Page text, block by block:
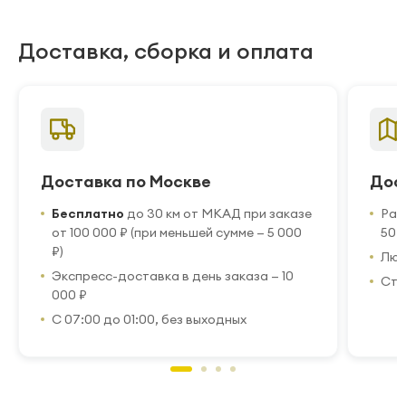
Доставка, сборка и оплата
Доставка по Москве
Бесплатно до 30 км от МКАД при заказе
от 100 000 ₽ (при меньшей сумме — 5 000
₽)
Экспресс-доставка в день заказа — 10
000 ₽
С 07:00 до 01:00, без выходных
50